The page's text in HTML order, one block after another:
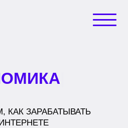
КАК ЗАРАБАТЫВАТЬ